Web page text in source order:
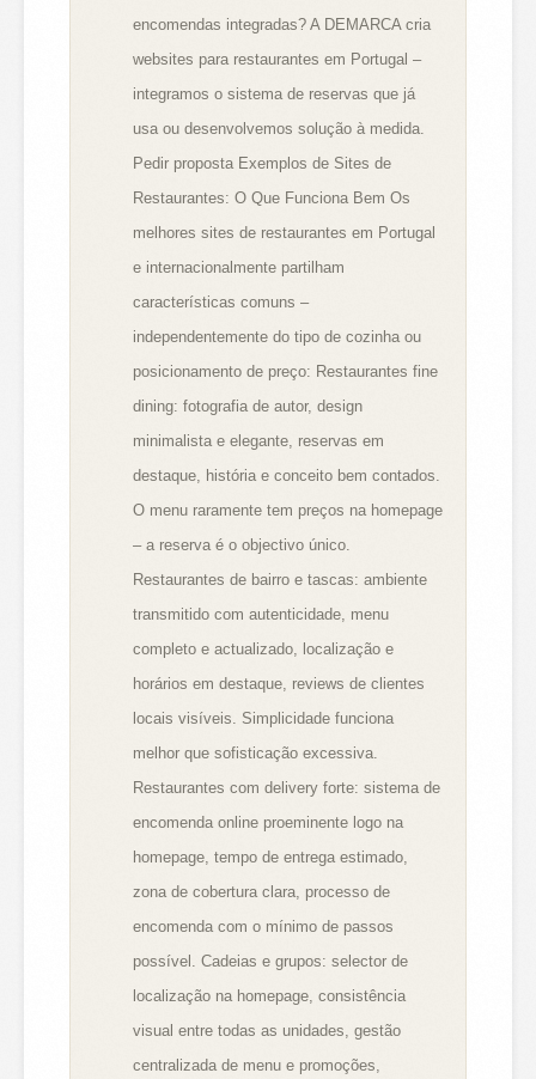
encomendas integradas? A DEMARCA cria
websites para restaurantes em Portugal –
integramos o sistema de reservas que já
usa ou desenvolvemos solução à medida.
Pedir proposta Exemplos de Sites de
Restaurantes: O Que Funciona Bem Os
melhores sites de restaurantes em Portugal
e internacionalmente partilham
características comuns –
independentemente do tipo de cozinha ou
posicionamento de preço: Restaurantes fine
dining: fotografia de autor, design
minimalista e elegante, reservas em
destaque, história e conceito bem contados.
O menu raramente tem preços na homepage
– a reserva é o objectivo único.
Restaurantes de bairro e tascas: ambiente
transmitido com autenticidade, menu
completo e actualizado, localização e
horários em destaque, reviews de clientes
locais visíveis. Simplicidade funciona
melhor que sofisticação excessiva.
Restaurantes com delivery forte: sistema de
encomenda online proeminente logo na
homepage, tempo de entrega estimado,
zona de cobertura clara, processo de
encomenda com o mínimo de passos
possível. Cadeias e grupos: selector de
localização na homepage, consistência
visual entre todas as unidades, gestão
centralizada de menu e promoções,